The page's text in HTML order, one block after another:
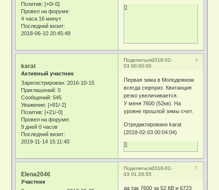
Позитив: [+0/-0]
Провел на форуме:
4 часа 16 минут
Последний визит:
2018-06-10 20:45:48
0
Поделиться 4
2018-02-
03 00:00:00
karat
Активный участник
Зарегистрирован: 2016-10-15
Приглашений: 0
Сообщений: 545
Уважение: [+81/-2]
Позитив: [+21/-0]
Провел на форуме:
9 дней 0 часов
Последний визит:
2019-11-14 15:11:40
Первая зима в Молодежном
всегда сюрприз. Квитанция
резко увеличивается.
У меня 7600 (52кв). На
уровне прошлой зимы счет.
Отредактировано karat
(2018-02-03 00:04:04)
0
Поделиться 5
2018-02-
03 01:26:55
Elena2046
Участник
да так 7600 за 52 КВ и 6723